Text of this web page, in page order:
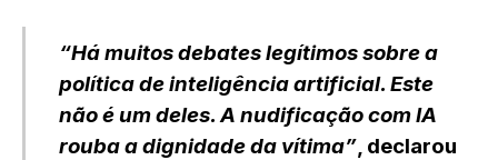
“Há muitos debates legítimos sobre a
política de inteligência artificial. Este
não é um deles. A nudificação com IA
rouba a dignidade da vítima”, declarou